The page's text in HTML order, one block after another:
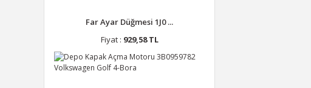
Far Ayar Düğmesi 1J0 ...
Fiyat : 929,58 TL